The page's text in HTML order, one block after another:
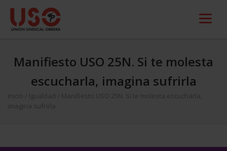
Manifiesto USO 25N. Si te molesta
escucharla, imagina sufrirla
Inicio Igualdad
Manifiesto USO 25N. Si te molesta escucharla,
imagina sufrirla